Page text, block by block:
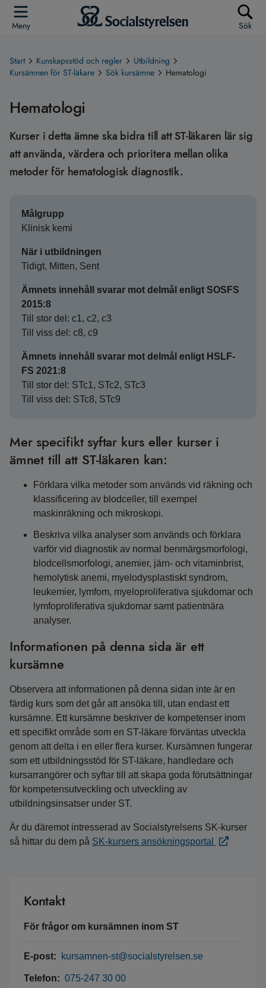
Meny Sök
Start Kunskapsstöd och regler
Utbildning
Kursämnen för ST-läkare
Sök kursämne Hematologi
Hematologi
Kurser i detta ämne ska bidra till att ST-läkaren lär sig
att använda, värdera och prioritera mellan olika
metoder för hematologisk diagnostik.
Målgrupp
Klinisk kemi
När i utbildningen
Tidigt, Mitten, Sent
Ämnets innehåll svarar mot delmål enligt SOSFS
2015:8
Till stor del: c1, c2, c3
Till viss del: c8, c9
Ämnets innehåll svarar mot delmål enligt HSLF-
FS 2021:8
Till stor del: STc1, STc2, STc3
Till viss del: STc8, STc9
Mer specifikt syftar kurs eller kurser i
ämnet till att ST-läkaren kan:
Förklara vilka metoder som används vid räkning och
klassificering av blodceller, till exempel
maskinräkning och mikroskopi.
Beskriva vilka analyser som används och förklara
varför vid diagnostik av normal benmärgsmorfologi,
blodcellsmorfologi, anemier, järn- och vitaminbrist,
hemolytisk anemi, myelodysplastiskt syndrom,
leukemier, lymfom, myeloproliferativa sjukdomar och
lymfoproliferativa sjukdomar samt patientnära
analyser.
Informationen på denna sida är ett
kursämne
Observera att informationen på denna sidan inte är en
färdig kurs som det går att ansöka till, utan endast ett
kursämne. Ett kursämne beskriver de kompetenser inom
ett specifikt område som en ST-läkare förväntas utveckla
genom att delta i en eller flera kurser. Kursämnen fungerar
som ett utbildningsstöd för ST-läkare, handledare och
kursarrangörer och syftar till att skapa goda förutsättningar
för kompetensutveckling och utveckling av
utbildningsinsatser under ST.
Är du däremot intresserad av Socialstyrelsens SK-kurser
så hittar du dem på SK-kursers ansökningsportal
Kontakt
För frågor om kursämnen inom ST
E-post: kursamnen-st@socialstyrelsen.se
Telefon: 075-247 30 00